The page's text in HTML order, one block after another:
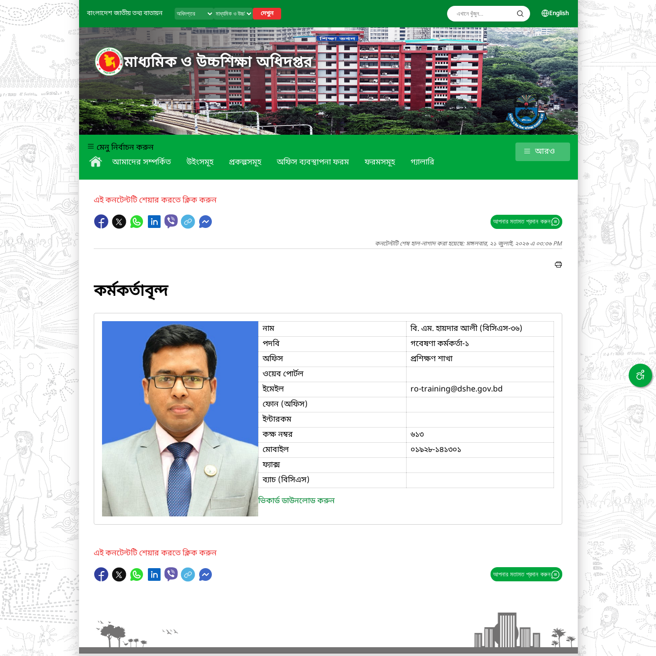
বাংলাদেশ জাতীয় তথ্য বাতায়ন দেখুন English
মাধ্যমিক ও উচ্চশিক্ষা অধিদপ্তর
মেনু নির্বাচন করুন
আমাদের সম্পর্কিত
উইংসমূহ প্রকল্পসমূহ অফিস ব্যবস্থাপনা ফরম ফরমসমূহ গ্যালারি
আরও
এই কনটেন্টটি শেয়ার করতে ক্লিক করুন
আপনার মতামত প্রদান করুন
কনটেন্টটি শেষ হাল-নাগাদ করা হয়েছে: মঙ্গলবার, ২১ জুলাই, ২০২৬ এ ০৩:৩৬ PM
কর্মকর্তাবৃন্দ
নাম
বি. এম. হায়দার আলী (বিসিএস-৩৬)
পদবি
গবেষণা কর্মকর্তা-১
অফিস
প্রশিক্ষণ শাখা
ওয়েব পোর্টল
ইমেইল
ro-training@dshe.gov.bd
ফোন (অফিস)
ইন্টারকম
কক্ষ নম্বর
৬১৩
মোবাইল
০১৯২৮-১৪১৩০১
ফ্যাক্স
ব্যাচ (বিসিএস)
ভিকার্ড ডাউনলোড করুন
এই কনটেন্টটি শেয়ার করতে ক্লিক করুন
আপনার মতামত প্রদান করুন